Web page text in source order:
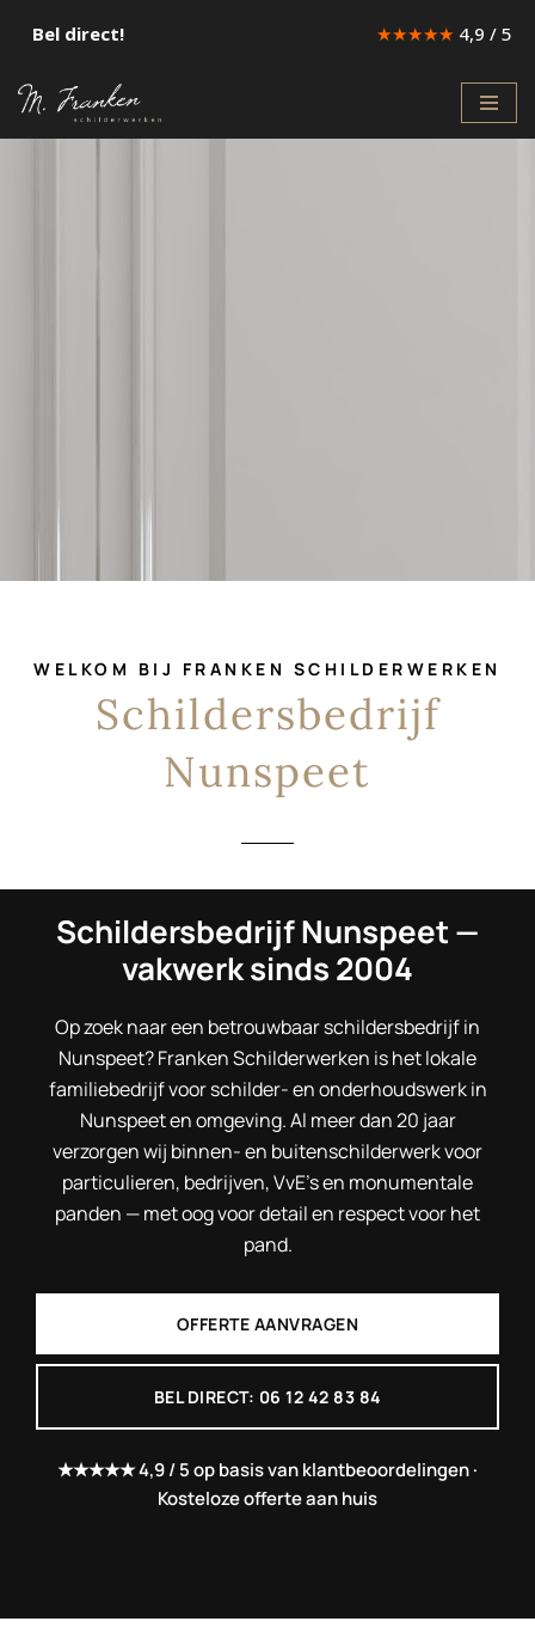
naar
de
Bel direct! ★★★★★ 4,9 / 5
WELKOM BIJ FRANKEN SCHILDERWERKEN
Schildersbedrijf
Nunspeet
Schildersbedrijf Nunspeet —
vakwerk sinds 2004
Op zoek naar een betrouwbaar schildersbedrijf in
Nunspeet? Franken Schilderwerken is het lokale
familiebedrijf voor schilder- en onderhoudswerk in
Nunspeet en omgeving. Al meer dan 20 jaar
verzorgen wij binnen- en buitenschilderwerk voor
particulieren, bedrijven, VvE’s en monumentale
panden — met oog voor detail en respect voor het
pand.
OFFERTE AANVRAGEN
BEL DIRECT: 06 12 42 83 84
★★★★★ 4,9 / 5 op basis van klantbeoordelingen ·
Kosteloze offerte aan huis